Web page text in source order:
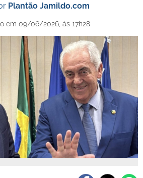
Plantão Jamildo.com
em 09/06/2026, às 17h28